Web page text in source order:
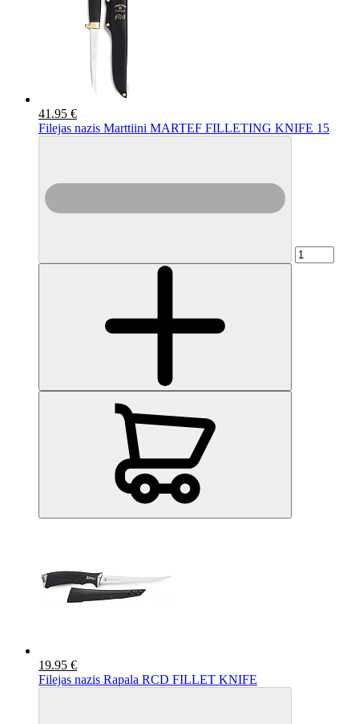
41.95 €
Filejas nazis Marttiini MARTEF FILLETING KNIFE 15
19.95 €
Filejas nazis Rapala RCD FILLET KNIFE